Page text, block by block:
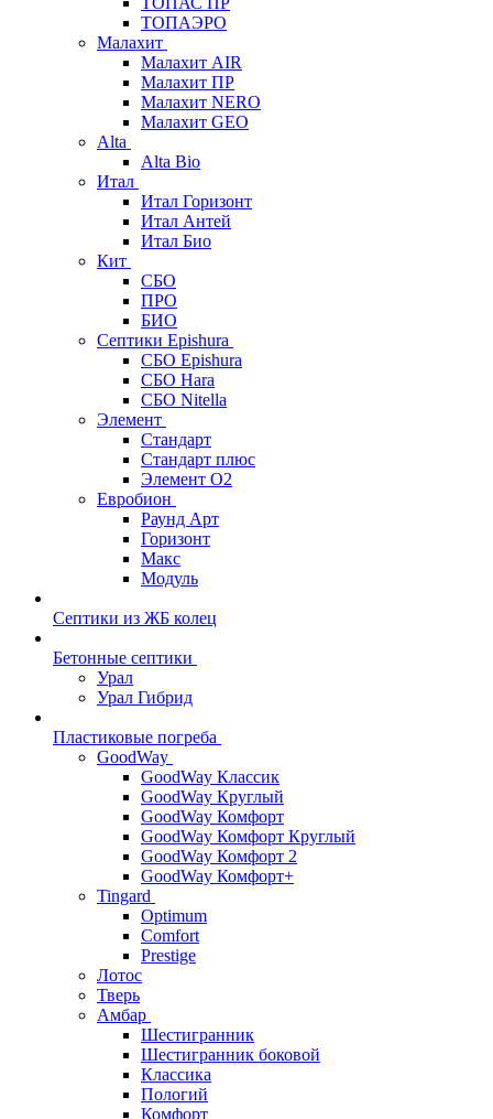
ТОПАЭРО
Малахит
Малахит AIR
Малахит ПР
Малахит NERO
Малахит GEO
Alta
Alta Bio
Итал
Итал Горизонт
Итал Антей
Итал Био
Кит
СБО
ПРО
БИО
Септики Epishura
СБО Epishura
СБО Hara
СБО Nitella
Элемент
Стандарт
Стандарт плюс
Элемент О2
Евробион
Раунд Арт
Горизонт
Макс
Модуль
Септики из ЖБ колец
Бетонные септики
Урал
Урал Гибрид
Пластиковые погреба
GoodWay
GoodWay Классик
GoodWay Круглый
GoodWay Комфорт
GoodWay Комфорт Круглый
GoodWay Комфорт 2
GoodWay Комфорт+
Tingard
Optimum
Comfort
Prestige
Лотос
Тверь
Амбар
Шестигранник
Шестигранник боковой
Классика
Пологий
Комфорт